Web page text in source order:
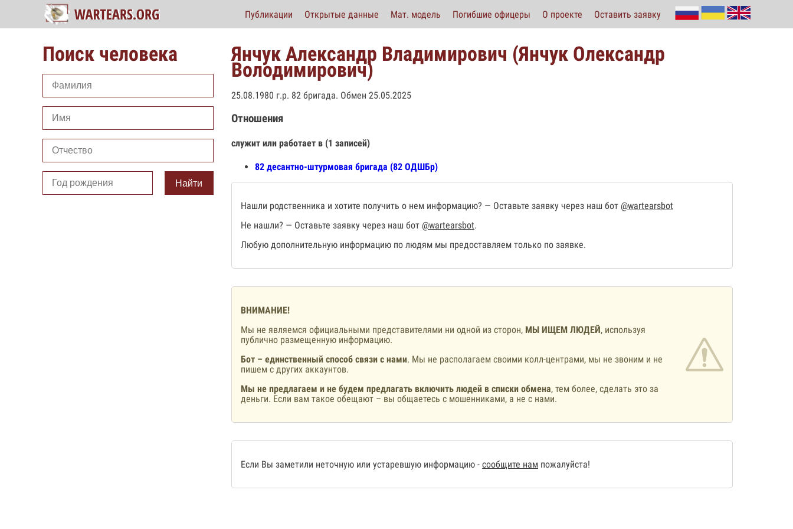
Публикации Открытые данные Мат. модель Погибшие офицеры О проекте Оставить заявку
Поиск человека
Найти
Янчук Александр Владимирович (Янчук Олександр
Володимирович)
25.08.1980 г.р. 82 бригада. Обмен 25.05.2025
Отношения
служит или работает в (1 записей)
82 десантно-штурмовая бригада (82 ОДШБр)
Нашли родственника и хотите получить о нем информацию? — Оставьте заявку через наш бот @wartearsbot
Не нашли? — Оставьте заявку через наш бот @wartearsbot.
Любую дополнительную информацию по людям мы предоставляем только по заявке.
ВНИМАНИЕ!
Мы не являемся официальными представителями ни одной из сторон, МЫ ИЩЕМ ЛЮДЕЙ, используя
публично размещенную информацию.
Бот – единственный способ связи с нами. Мы не располагаем своими колл-центрами, мы не звоним и не
пишем с других аккаунтов.
Мы не предлагаем и не будем предлагать включить людей в списки обмена, тем более, сделать это за
деньги. Если вам такое обещают – вы общаетесь с мошенниками, а не с нами.
Если Вы заметили неточную или устаревшую информацию - сообщите нам пожалуйста!